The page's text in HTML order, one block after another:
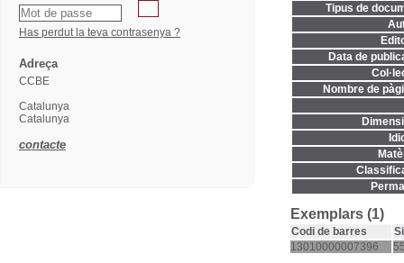
Tipus de
Data de
Nombre de
Exemplars (1)
Codi de barres
13010000007396
Has perdut la teva contrasenya ?
Adreça
CCBE
Catalunya
Catalunya
contacte